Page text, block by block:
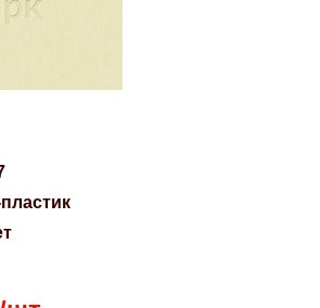
Poliext
акриловые
лаки
на холодильник